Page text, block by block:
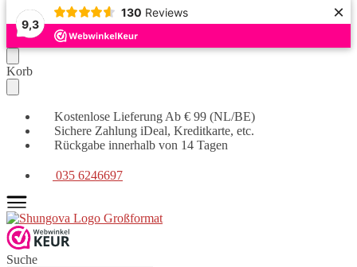
9,3
130 Reviews ×
Weiter
zur
Navigation
Zum
Inhalt
springen
Korb
Kostenlose Lieferung Ab € 99 (NL/BE)
Sichere Zahlung iDeal, Kreditkarte, etc.
Rückgabe innerhalb von 14 Tagen
035 6246697
Suche